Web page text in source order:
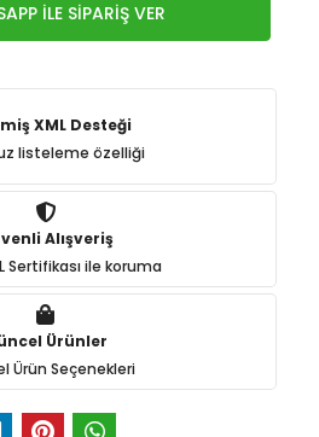
İLE SİPARİŞ VER
XML Desteği
listeleme özelliği
Alışveriş
Sertifikası ile koruma
Ürünler
Ürün Seçenekleri